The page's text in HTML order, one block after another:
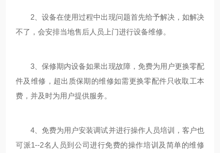
2、设备在使用过程中出现问题首先给予解决，如解决
不了，会安排当地售后人员上门进行设备维修。
3、保修期内设备如果出现故障，免费为用户更换零配
件及维修，超出质保期的维修如需更换零配件只收取工本
费，并及时为用户提供服务。
4、免费为用户安装调试并进行操作人员培训，客户也
可派1--2名人员到公司进行免费的操作培训及简单的维修